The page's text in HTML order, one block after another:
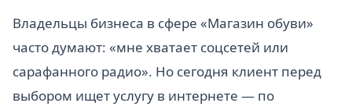
Владельцы бизнеса в сфере «Магазин обуви»
часто думают: «мне хватает соцсетей или
сарафанного радио». Но сегодня клиент перед
выбором ищет услугу в интернете — по